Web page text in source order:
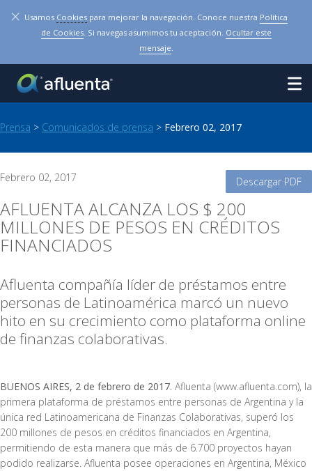
× Usamos Cookies para mejorar la navegación. Conoce nuestra Política
de Cookies. Si navegas asumimos tu aceptación. Ocultar este
mensaje.
Prensa > Comunicados de prensa > Febrero 02, 2017
Febrero 02, 2017 Descargar PDF
AFLUENTA ALCANZA LOS $ 200
MILLONES DE PESOS EN CRÉDITOS
FINANCIADOS
Afluenta compañía líder de préstamos entre
personas de Latinoamérica marcó un nuevo
hito en su crecimiento como plataforma online
de finanzas colaborativas.
BUENOS AIRES, 2 de febrero de 2017. Afluenta (www.afluenta.com), la
primera plataforma de préstamos entre personas de Argentina y la
única red Latinoamericana de Finanzas Colaborativas, superó los
200 millones de pesos en créditos financiados en Argentina,
permitiendo de esta manera que más de 6.700 proyectos hayan
podido realizarse. Afluenta posee operaciones en Argentina, México